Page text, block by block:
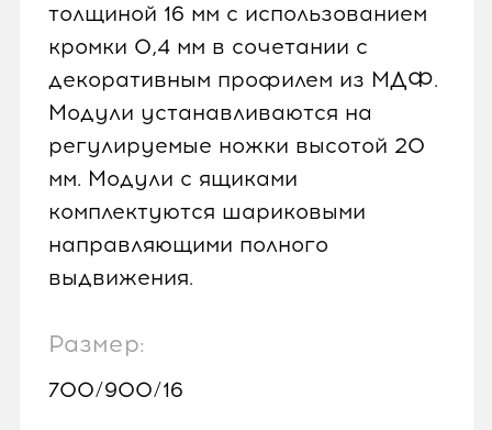
толщиной 16 мм с использованием
кромки 0,4 мм в сочетании с
декоративным профилем из МДФ.
Модули устанавливаются на
регулируемые ножки высотой 20
мм. Модули с ящиками
комплектуются шариковыми
направляющими полного
выдвижения.
Размер:
700/900/16